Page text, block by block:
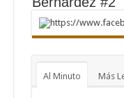
https://
Al Minuto Más